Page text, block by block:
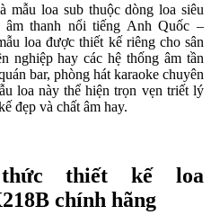
mẫu loa sub thuộc dòng loa siêu
âm thanh nổi tiếng Anh Quốc –
loa được thiết kế riêng cho sân
nghiệp hay các hệ thống âm tần
bar, phòng hát karaoke chuyên
loa này thể hiện trọn vẹn triết lý
đẹp và chất âm hay.
thiết kế loa
chính hãng